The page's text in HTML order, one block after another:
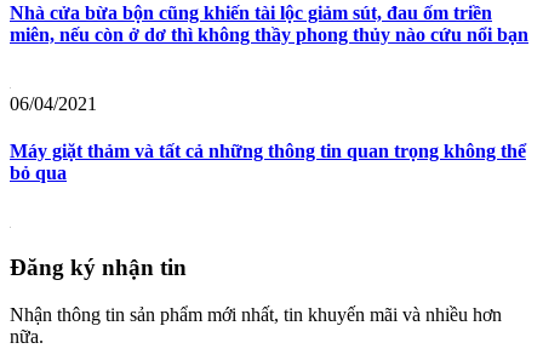
Nhà cửa bừa bộn cũng khiến tài lộc giảm sút, đau ốm triền
miên, nếu còn ở dơ thì không thầy phong thủy nào cứu nổi bạn
06/04/2021
Máy giặt thảm và tất cả những thông tin quan trọng không thể
bỏ qua
Đăng ký nhận tin
Nhận thông tin sản phẩm mới nhất, tin khuyến mãi và nhiều hơn
nữa.